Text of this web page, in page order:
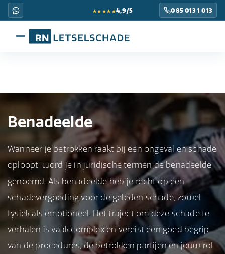
★★★★★4,9/5 085 013 1 013
Benadeelde
Wanneer je betrokken raakt bij een ongeval en schade
oploopt, word je in juridische termen de benadeelde
genoemd. Als benadeelde heb je recht op een
schadevergoeding voor de geleden schade, zowel
fysiek als emotioneel. Het traject om deze schade te
verhalen is vaak complex en vereist een goed begrip
van de procedures, de betrokken partijen en jouw rol